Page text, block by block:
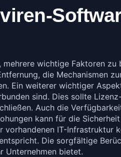
wichtige Faktoren
die Mechanismen
Ein weiterer wichtiger
sind. Dies sollte
Auch die
kann für die
IT-Infrastruktur
Die sorgfältige
Unternehmen bietet.